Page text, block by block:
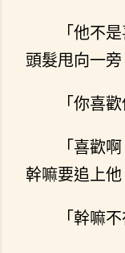
「他不
頭髮甩向一旁
「你喜
「喜歡
幹嘛要追上他
「幹嘛